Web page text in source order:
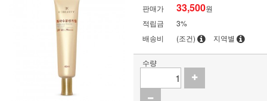
판매가 33,500원
적립금
3%
배송비
(조건) 지역별
수량